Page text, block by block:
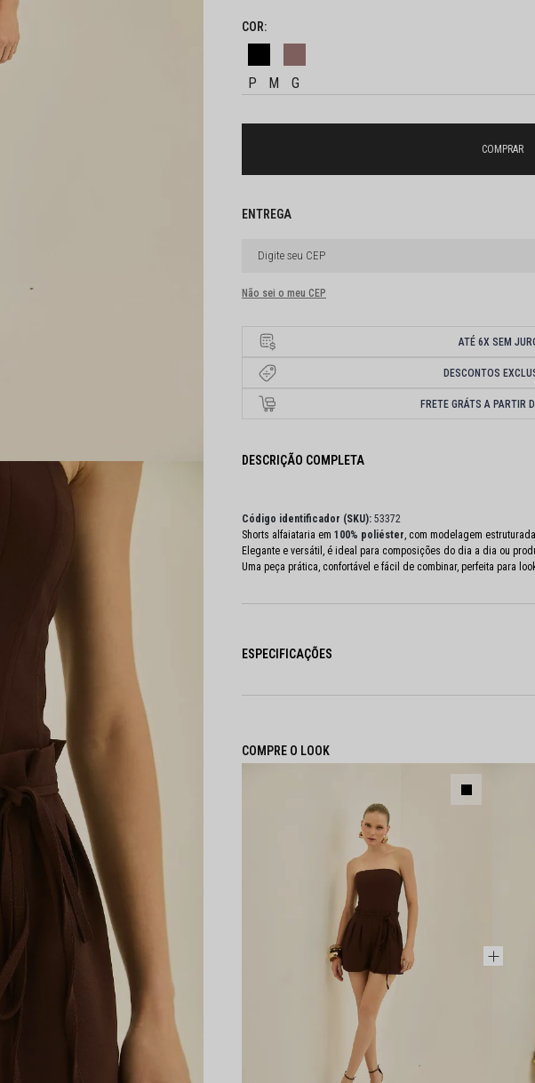
P M G
Não sei o meu CEP
ATÉ 6X SEM
DESCONTOS
FRETE GRÁTS A PARTIR
DESCRIÇÃO COMPLETA
Código identificador (SKU): 53372
Shorts alfaiataria em 100% poliéster, com modelagem
Elegante e versátil, é ideal para composições do dia a dia ou
Uma peça prática, confortável e fácil de combinar, perfeita para
ESPECIFICAÇÕES
COMPRE O LOOK